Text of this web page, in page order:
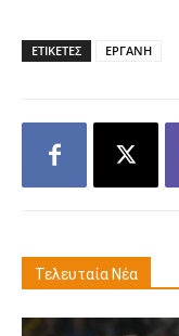
ΕΤΙΚΕΤΕΣ ΕΡΓΑΝΗ
Τελευταία Νέα